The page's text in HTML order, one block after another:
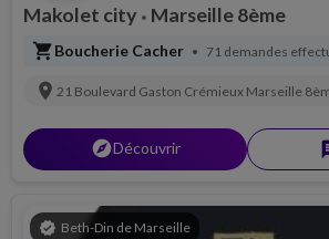
Makolet city • Marseille 8ème
shopping_cartBoucherie Cacher • 71 demandes
location_on 21 Boulevard Gaston Crémieux Marseille
explorerDécouvrir
verified Beth-Din de Marseille